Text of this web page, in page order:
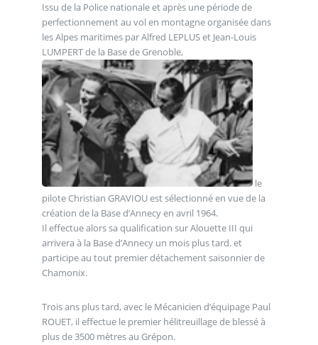
Issu de la Police nationale et après une période de
perfectionnement au vol en montagne organisée dans
les Alpes maritimes par Alfred LEPLUS et Jean-Louis
LUMPERT de la Base de Grenoble,
le
pilote Christian GRAVIOU est sélectionné en vue de la
création de la Base d’Annecy en avril 1964.
Il effectue alors sa qualification sur Alouette III qui
arrivera à la Base d’Annecy un mois plus tard. et
participe au tout premier détachement saisonnier de
Chamonix.
Trois ans plus tard, avec le Mécanicien d’équipage Paul
ROUET, il effectue le premier hélitreuillage de blessé à
plus de 3500 mètres au Grépon.